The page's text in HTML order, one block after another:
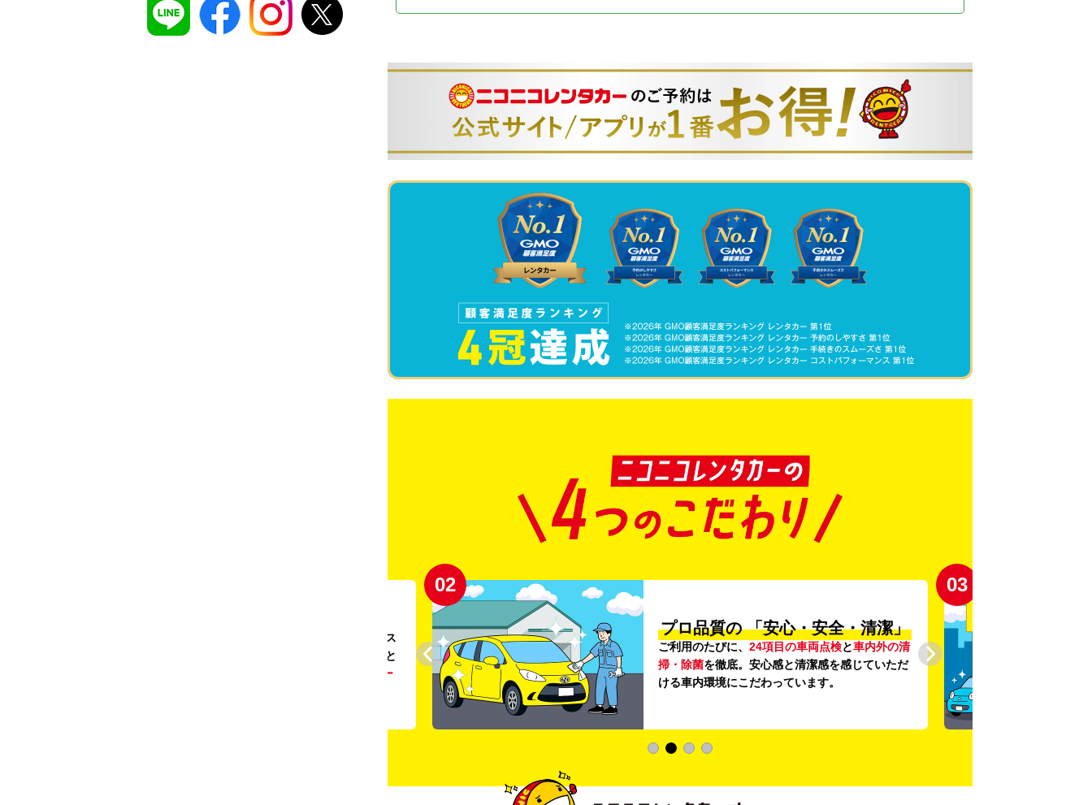
。ガソリンス
タンドや整備工場の既存インフラを活用すること
リー
02
プロ品質の 「安心・安全・清潔」
ご利用のたびに、 24項目の車両点検と車内外の清
掃・除菌を徹底。安心感と清潔感を感じていただ
ける車内環境にこだわっています。
03